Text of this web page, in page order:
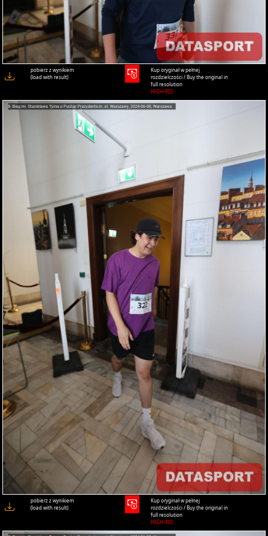
pobierz z wynikiem
(load with result)
Kup oryginał w pełnej
rozdzielczości / Buy the original in
full resolution
HIGH-RES
pobierz z wynikiem
(load with result)
Kup oryginał w pełnej
rozdzielczości / Buy the original in
full resolution
HIGH-RES